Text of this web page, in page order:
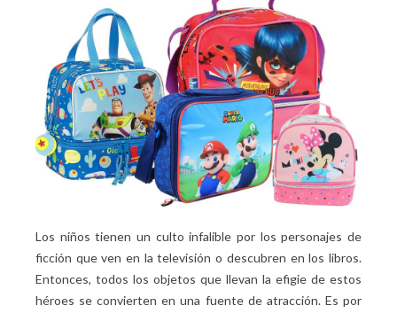
Los niños tienen un culto infalible por los personajes de
ficción que ven en la televisión o descubren en los libros.
Entonces, todos los objetos que llevan la efigie de estos
héroes se convierten en una fuente de atracción. Es por